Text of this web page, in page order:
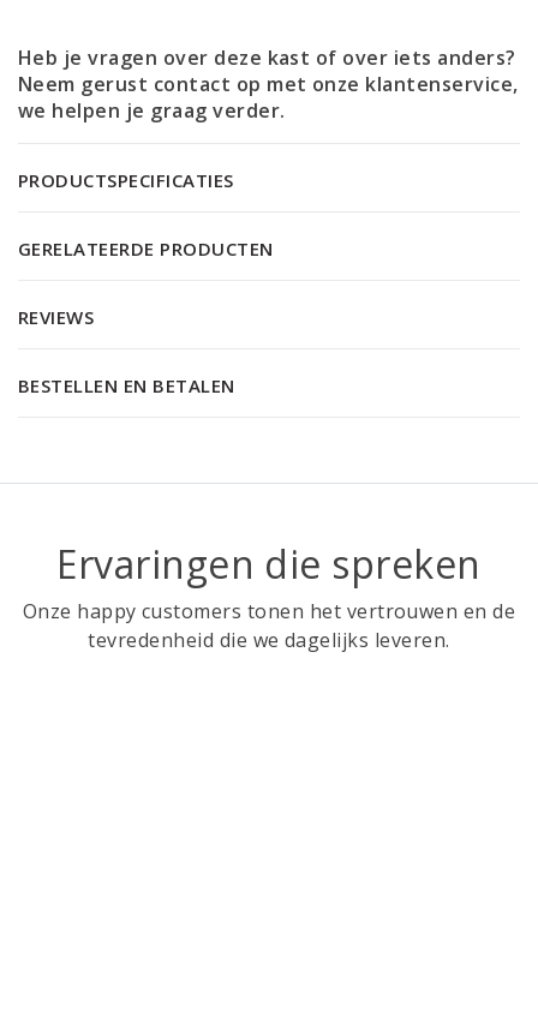
Heb je vragen over deze kast of over iets anders?
Neem gerust contact op met onze klantenservice,
we helpen je graag verder.
PRODUCTSPECIFICATIES
GERELATEERDE PRODUCTEN
REVIEWS
BESTELLEN EN BETALEN
Ervaringen die spreken
Onze happy customers tonen het vertrouwen en de
tevredenheid die we dagelijks leveren.